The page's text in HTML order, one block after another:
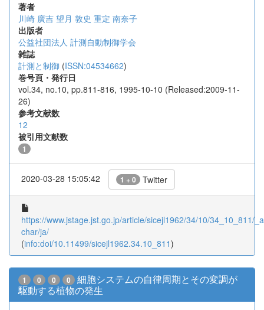
著者
川崎 廣吉 望月 敦史 重定 南奈子
出版者
公益社団法人 計測自動制御学会
雑誌
計測と制御 (ISSN:04534662)
巻号頁・発行日
vol.34, no.10, pp.811-816, 1995-10-10 (Released:2009-11-
26)
参考文献数
12
被引用文献数
1
2020-03-28 15:05:42 1 + 0 Twitter
https://www.jstage.jst.go.jp/article/sicejl1962/34/10/34_10_811/
char/ja/
(info:doi/10.11499/sicejl1962.34.10_811)
1 0 0 0
細胞システムの自律周期とその変調が
駆動する植物の発生